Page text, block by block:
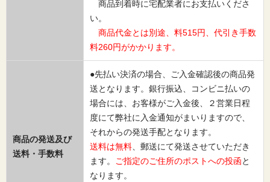
商品到着時に宅配業者にお支払いくださ
い。
商品代金とは別途、料515円、代引き手数
料260円がかかります。
商品の発送及び
送料・手数料
●先払い決済の場合、ご入金確認後の商品発
送となります。銀行振込、コンビニ払いの
場合には、お客様がご入金後、２営業日程
度にて弊社に入金通知がまいりますので、
それからの発送手配となります。
送料は無料 、郵送にて発送させていただき
ます。
ご指定のご住所のポストへの投函と
なります。